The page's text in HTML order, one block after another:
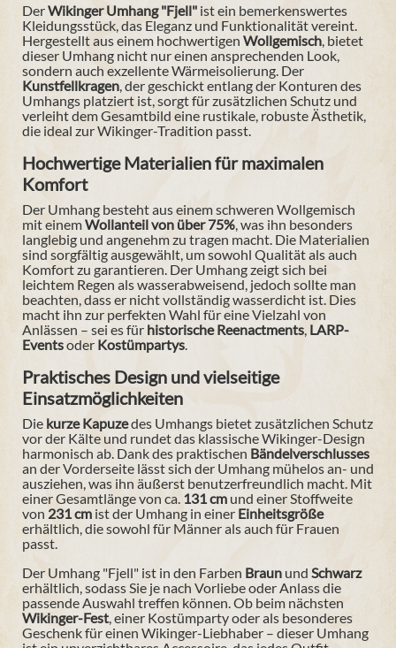
DerWikinger Umhang "Fjell" ist ein bemerkenswertes
Kleidungsstück, das Eleganz und Funktionalität vereint.
Hergestellt aus einem hochwertigen Wollgemisch, bietet
dieser Umhang nicht nur einen ansprechenden Look,
sondern auch exzellente Wärmeisolierung. Der
Kunstfellkragen, der geschickt entlang der Konturen des
Umhangs platziert ist, sorgt für zusätzlichen Schutz und
verleiht dem Gesamtbild eine rustikale, robuste Ästhetik,
die ideal zur Wikinger-Tradition passt.
Hochwertige Materialien für maximalen
Komfort
Der Umhang besteht aus einem schweren Wollgemisch
mit einemWollanteil von über 75%, was ihn besonders
langlebig und angenehm zu tragen macht. Die Materialien
sind sorgfältig ausgewählt, um sowohl Qualität als auch
Komfort zu garantieren. Der Umhang zeigt sich bei
leichtem Regen als wasserabweisend, jedoch sollte man
beachten, dass er nicht vollständig wasserdicht ist. Dies
macht ihn zur perfekten Wahl für eine Vielzahl von
Anlässen – sei es für historische Reenactments, LARP-
Eventsoder Kostümpartys.
Praktisches Design und vielseitige
Einsatzmöglichkeiten
Die kurze Kapuzedes Umhangs bietet zusätzlichen Schutz
vor der Kälte und rundet das klassische Wikinger-Design
harmonisch ab. Dank des praktischen Bändelverschlusses
an der Vorderseite lässt sich der Umhang mühelos an- und
ausziehen, was ihn äußerst benutzerfreundlich macht. Mit
einer Gesamtlänge von ca. 131 cm und einer Stoffweite
von 231 cm ist der Umhang in einer Einheitsgröße
erhältlich, die sowohl für Männer als auch für Frauen
passt.
Der Umhang "Fjell" ist in den Farben Braun und Schwarz
erhältlich, sodass Sie je nach Vorliebe oder Anlass die
passende Auswahl treffen können. Ob beim nächsten
Wikinger-Fest, einer Kostümparty oder als besonderes
Geschenk für einen Wikinger-Liebhaber – dieser Umhang